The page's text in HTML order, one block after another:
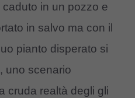
in un pozzo e
in salvo ma con il
pianto disperato si
uno scenario
cruda realtà degli gli